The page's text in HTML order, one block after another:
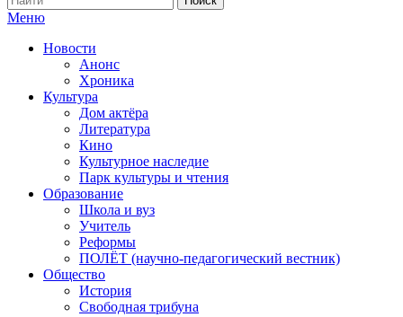
Меню
Новости
Анонс
Хроника
Культура
Дом актёра
Литература
Кино
Культурное наследие
Парк культуры и чтения
Образование
Школа и вуз
Учитель
Реформы
ПОЛЁТ (научно-педагогический вестник)
Общество
История
Свободная трибуна